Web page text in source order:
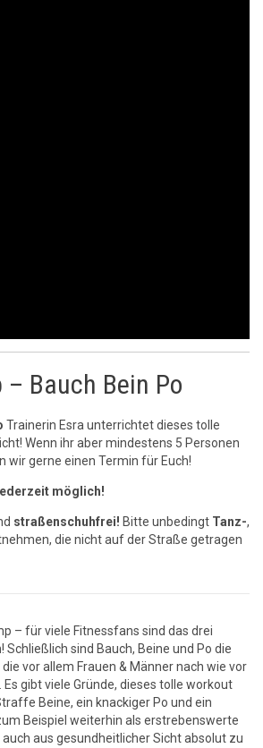
– Bauch Bein Po
Trainerin Esra unterrichtet dieses tolle
Wenn ihr aber mindestens 5 Personen
wir gerne einen Termin für Euch!
möglich!
straßenschuhfrei! Bitte unbedingt Tanz-,
die nicht auf der Straße getragen
– für viele Fitnessfans sind das drei
sind Bauch, Beine und Po die
vor allem Frauen & Männer nach wie vor
gibt viele Gründe, dieses tolle workout
Beine, ein knackiger Po und ein
Beispiel weiterhin als erstrebenswerte
auch aus gesundheitlicher Sicht absolut zu